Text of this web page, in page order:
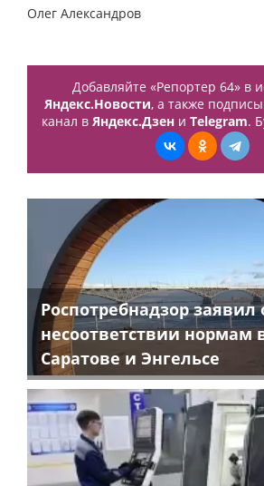
Олег Александров
Добавляйте «Репортер 64» в
Яндекс.Новости, а также
канал в Яндекс.Дзени Telegram.
Роспотребнадзор заявил
несоответствии нормам
Саратове и Энгельсе